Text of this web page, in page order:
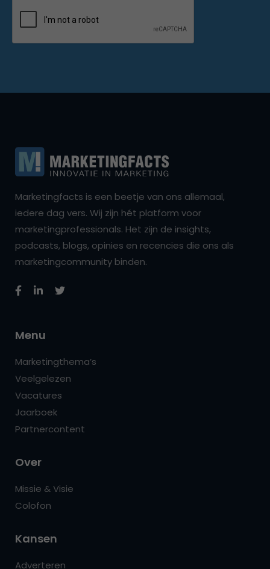
Marketingfacts is een beetje van ons allemaal,
iedere dag vers. Wij zijn hét platform voor
marketingprofessionals. Het zijn de insights,
podcasts, blogs, opinies en recencies die ons als
marketingcommunity binden.
Menu
Marketingthema’s
Veelgelezen
Vacatures
Jaarboek
Partnercontent
Over
Missie & Visie
Colofon
Kansen
Adverteren